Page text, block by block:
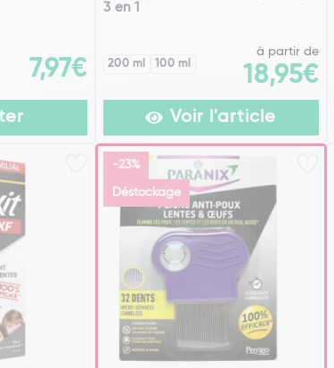
7,97€
3 en 1
200 ml 100 ml
à partir de
18,95€
Voir l'article
-23%
Déstockage